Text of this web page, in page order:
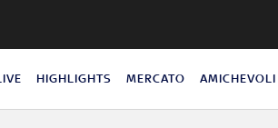
HIGHLIGHTS MERCATO AMICHEVOLI